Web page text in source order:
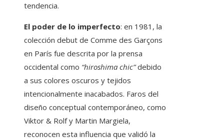
tendencia.
El poder de lo imperfecto: en 1981, la
colección debut de Comme des Garçons
en París fue descrita por la prensa
occidental como “hiroshima chic”debido
a sus colores oscuros y tejidos
intencionalmente inacabados. Faros del
diseño conceptual contemporáneo, como
Viktor & Rolf y Martin Margiela,
reconocen esta influencia que validó la